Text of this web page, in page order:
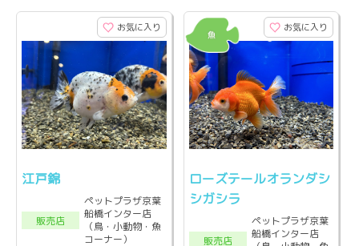
お気に入り
江戸錦
販売店
ペットプラザ京葉
船橋インター店
（鳥・小動物・魚
コーナー）
お気に入り
ローズテールオランダシ
シガシラ
販売店
ペットプラザ京葉
船橋インター店